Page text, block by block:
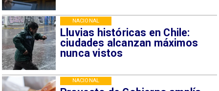
Lluvias históricas en Chile:
ciudades alcanzan máximos
nunca vistos
NACIONAL
NACIONAL